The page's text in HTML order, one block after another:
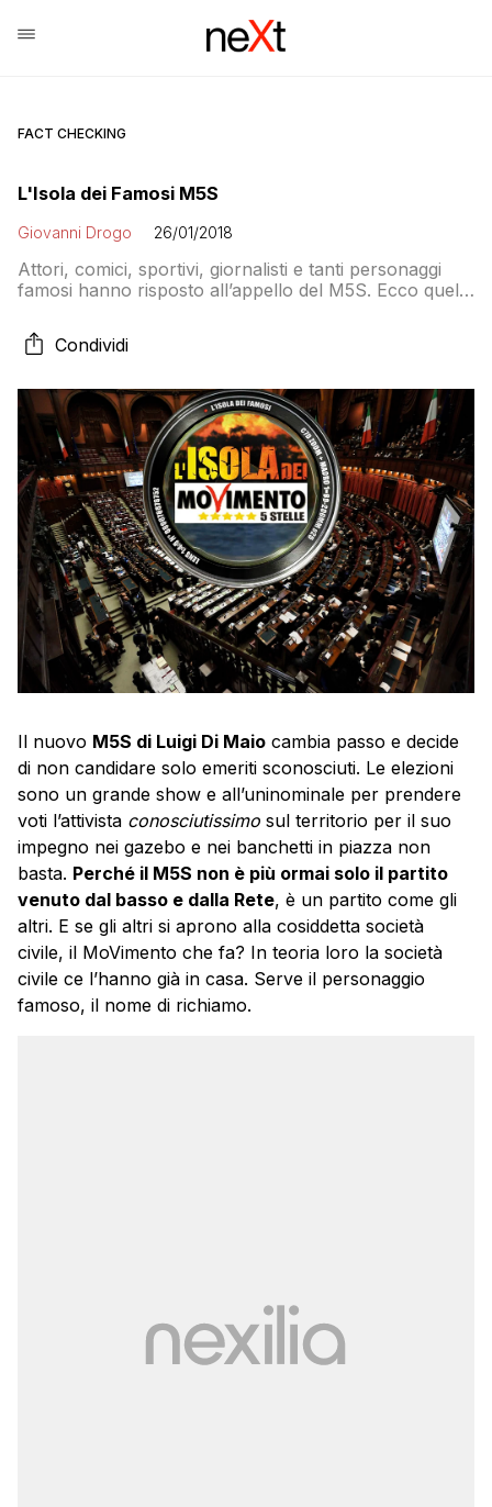
FACT CHECKING
L'Isola dei Famosi M5S
Giovanni Drogo 26/01/2018
Attori, comici, sportivi, giornalisti e tanti personaggi
famosi hanno risposto all’appello del M5S. Ecco quelli
MoVimento ha bisogno di VIP da mettere in lista
Condividi
Il nuovo M5S di Luigi Di Maio cambia passo e decide
di non candidare solo emeriti sconosciuti. Le elezioni
sono un grande show e all’uninominale per prendere
voti l’attivista conosciutissimo sul territorio per il suo
impegno nei gazebo e nei banchetti in piazza non
basta. Perché il M5S non è più ormai solo il partito
venuto dal basso e dalla Rete, è un partito come gli
altri. E se gli altri si aprono alla cosiddetta società
civile, il MoVimento che fa? In teoria loro la società
civile ce l’hanno già in casa. Serve il personaggio
famoso, il nome di richiamo.